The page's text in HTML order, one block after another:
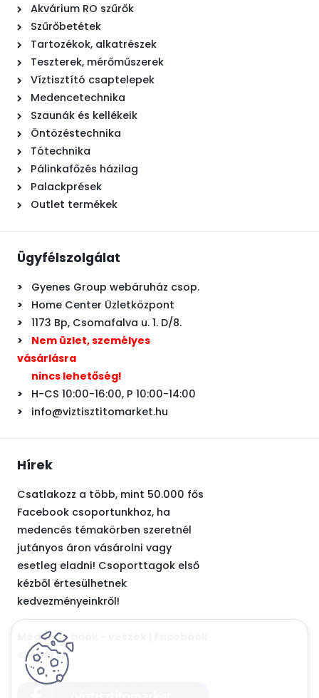
Akvárium RO szűrők
Szűrőbetétek
Tartozékok, alkatrészek
Teszterek, mérőműszerek
Víztisztító csaptelepek
Medencetechnika
Szaunák és kellékeik
Öntözéstechnika
Tótechnika
Pálinkafőzés házilag
Palackprések
Outlet termékek
Ügyfélszolgálat
> Gyenes Group webáruház csop.
> Home Center Üzletközpont
> 1173 Bp, Csomafalva u. 1. D/8.
> Nem üzlet, személyes
vásárlásra
nincs lehetőség!
> H-CS 10:00-16:00, P 10:00-14:00
> info@viztisztitomarket.hu
Hírek
Csatlakozz a több, mint 50.000 fős
Facebook csoportunkhoz, ha
medencés témakörben szeretnél
jutányos áron vásárolni vagy
esetleg eladni! Csoporttagok első
kézből értesülhetnek
kedvezményeinkről!
Medence adok - veszek | Facebook
csoport